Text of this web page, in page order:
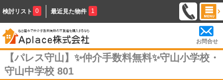
検討リスト 0 最近見た物件 1
お問合せ
【パレス守山】✨️仲介手数料無料✨️守山小学校・
守山中学校 801